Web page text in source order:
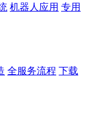
机器人应用 专用
全服务流程 下载